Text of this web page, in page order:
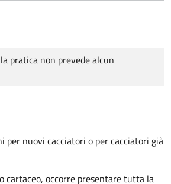
pratica non prevede alcun
per nuovi cacciatori o per cacciatori già
cartaceo, occorre presentare tutta la